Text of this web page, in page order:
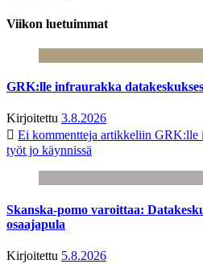
Viikon luetuimmat
GRK:lle infraurakka
Kirjoitettu 3.8.2026
Ei kommentteja artikkeliin GRK:lle
työt jo käynnissä
Skanska-pomo varoittaa:
osaajapula
Kirjoitettu 5.8.2026